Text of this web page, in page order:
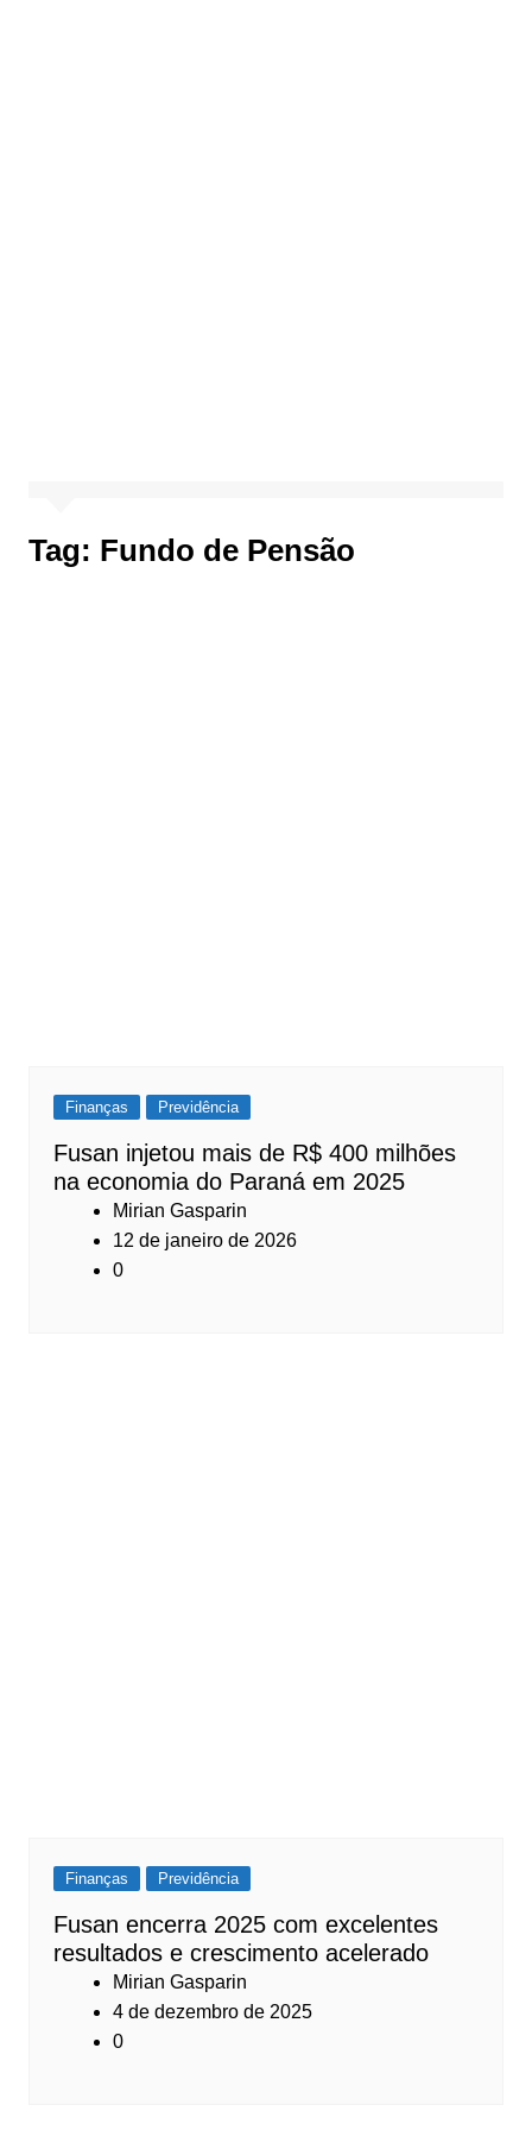
Tag: Fundo de Pensão
Finanças Previdência
Fusan injetou mais de R$ 400 milhões
na economia do Paraná em 2025
Mirian Gasparin
12 de janeiro de 2026
0
Finanças Previdência
Fusan encerra 2025 com excelentes
resultados e crescimento acelerado
Mirian Gasparin
4 de dezembro de 2025
0